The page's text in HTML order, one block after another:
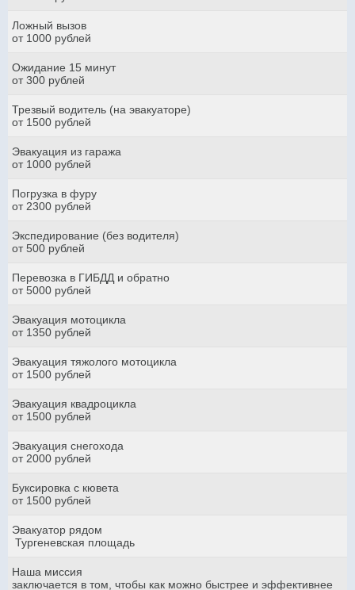
Ложный вызов
от 1000 рублей
Ожидание 15 минут
от 300 рублей
Трезвый водитель (на эвакуаторе)
от 1500 рублей
Эвакуация из гаража
от 1000 рублей
Погрузка в фуру
от 2300 рублей
Экспедирование (без водителя)
от 500 рублей
Перевозка в ГИБДД и обратно
от 5000 рублей
Эвакуация мотоцикла
от 1350 рублей
Эвакуация тяжолого мотоцикла
от 1500 рублей
Эвакуация квадроцикла
от 1500 рублей
Эвакуация снегохода
от 2000 рублей
Буксировка с кювета
от 1500 рублей
Эвакуатор рядом
Тургеневская площадь
Наша миссия
заключается в том, чтобы как можно быстрее и эффективнее